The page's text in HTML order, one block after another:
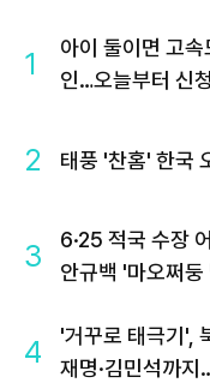
1
아이 둘이면 고
인…오늘부터 신
2 태풍 '찬홈' 한국
3
6·25 적국 수장
안규백 '마오쩌
4
'거꾸로 태극기',
재명·김민석까